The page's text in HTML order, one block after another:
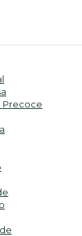
Precoce